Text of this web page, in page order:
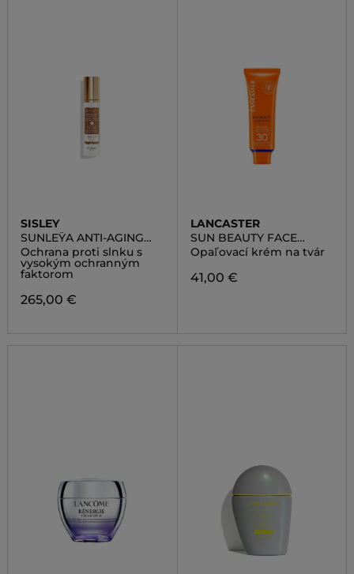
SISLEY
SUNLEŸA ANTI-AGING
SUN CARE SPF30
Ochrana proti slnku s
vysokým ochranným
faktorom
265,00 €
LANCASTER
SUN BEAUTY FACE
CREAM SPF50
Opaľovací krém na tvár
41,00 €